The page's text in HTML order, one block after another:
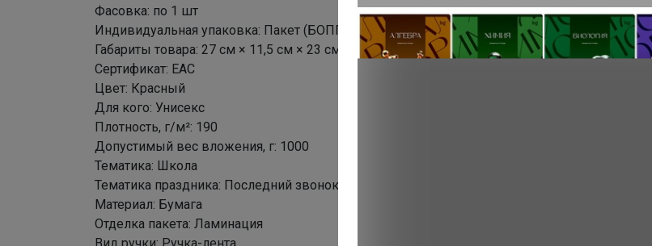
Фасовка: по 1 шт
Индивидуальная упаковка: Пакет (БОПП, полиэтилен, ПВХ, дой-пак)
Габариты товара: 27 см × 11,5 см × 23 см
Сертификат: ЕАС
Цвет: Красный
Для кого: Унисекс
Плотность, г/м²: 190
Допустимый вес вложения, г: 1000
Тематика: Школа
Тематика праздника: Последний звонок, 1 Сентября, День учителя
Материал: Бумага
Отделка пакета: Ламинация